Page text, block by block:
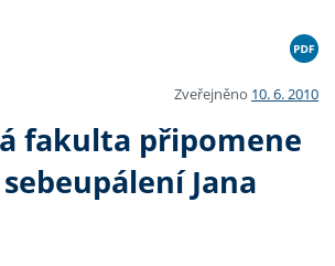
Zveřejněno 10. 6. 2010
fakulta připomene
Jana